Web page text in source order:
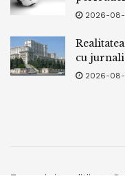
2026-08-
cu
2026-